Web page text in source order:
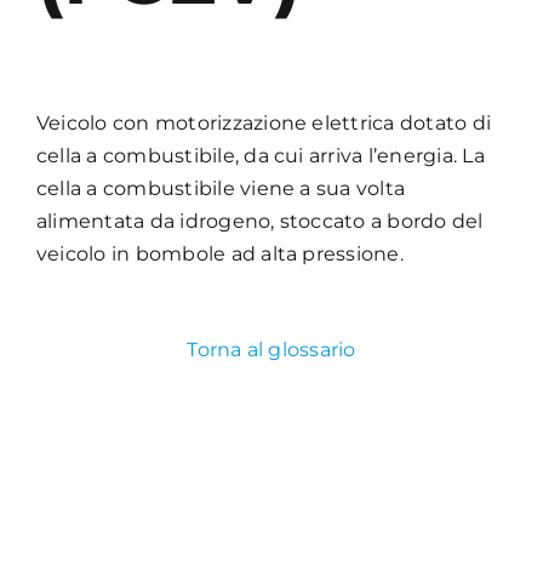
Veicolo con motorizzazione elettrica dotato di
cella a combustibile, da cui arriva l’energia. La
cella a combustibile viene a sua volta
alimentata da idrogeno, stoccato a bordo del
veicolo in bombole ad alta pressione.
Torna al glossario